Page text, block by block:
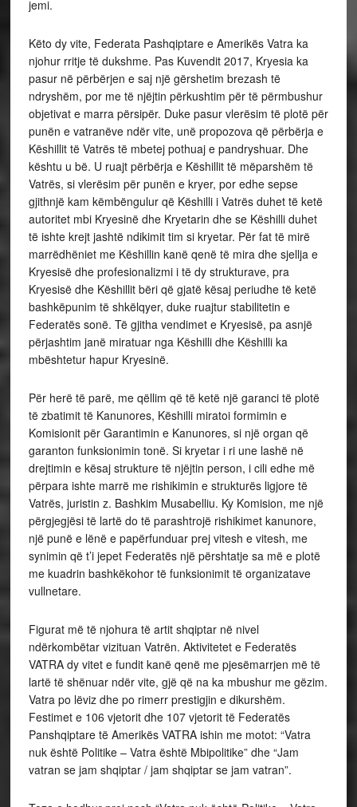
jemi.
Këto dy vite, Federata Pashqiptare e Amerikës Vatra ka
njohur rritje të dukshme. Pas Kuvendit 2017, Kryesia ka
pasur në përbërjen e saj një gërshetim brezash të
ndryshëm, por me të njëjtin përkushtim për të përmbushur
objetivat e marra përsipër. Duke pasur vlerësim të plotë për
punën e vatranëve ndër vite, unë propozova që përbërja e
Këshillit të Vatrës të mbetej pothuaj e pandryshuar. Dhe
kështu u bë. U ruajt përbërja e Këshillit të mëparshëm të
Vatrës, si vlerësim për punën e kryer, por edhe sepse
gjithnjë kam këmbëngulur që Këshilli i Vatrës duhet të ketë
autoritet mbi Kryesinë dhe Kryetarin dhe se Këshilli duhet
të ishte krejt jashtë ndikimit tim si kryetar. Për fat të mirë
marrëdhëniet me Këshillin kanë qenë të mira dhe sjellja e
Kryesisë dhe profesionalizmi i të dy strukturave, pra
Kryesisë dhe Këshillit bëri që gjatë kësaj periudhe të ketë
bashkëpunim të shkëlqyer, duke ruajtur stabilitetin e
Federatës sonë. Të gjitha vendimet e Kryesisë, pa asnjë
përjashtim janë miratuar nga Këshilli dhe Këshilli ka
mbështetur hapur Kryesinë.
Për herë të parë, me qëllim që të ketë një garanci të plotë
të zbatimit të Kanunores, Këshilli miratoi formimin e
Komisionit për Garantimin e Kanunores, si një organ që
garanton funksionimin tonë. Si kryetar i ri une lashë në
drejtimin e kësaj strukture të njëjtin person, i cili edhe më
përpara ishte marrë me rishikimin e strukturës ligjore të
Vatrës, juristin z. Bashkim Musabelliu. Ky Komision, me një
përgjegjësi të lartë do të parashtrojë rishikimet kanunore,
një punë e lënë e papërfunduar prej vitesh e vitesh, me
synimin që t’i jepet Federatës një përshtatje sa më e plotë
me kuadrin bashkëkohor të funksionimit të organizatave
vullnetare.
Figurat më të njohura të artit shqiptar në nivel
ndërkombëtar vizituan Vatrën. Aktivitetet e Federatës
VATRA dy vitet e fundit kanë qenë me pjesëmarrjen më të
lartë të shënuar ndër vite, gjë që na ka mbushur me gëzim.
Vatra po lëviz dhe po rimerr prestigjin e dikurshëm.
Festimet e 106 vjetorit dhe 107 vjetorit të Federatës
Panshqiptare të Amerikës VATRA ishin me motot: “Vatra
nuk është Politike – Vatra është Mbipolitike” dhe “Jam
vatran se jam shqiptar / jam shqiptar se jam vatran”.